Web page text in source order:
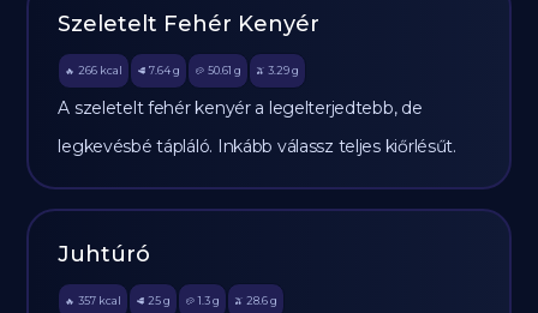
Szeletelt Fehér Kenyér
🔥 266 kcal 🥩 7.64 g 🥔 50.61 g 🫒 3.29 g
A szeletelt fehér kenyér a legelterjedtebb, de
legkevésbé tápláló. Inkább válassz teljes kiőrlésűt.
Juhtúró
🔥 357 kcal 🥩 25 g 🥔 1.3g 🫒 28.6 g